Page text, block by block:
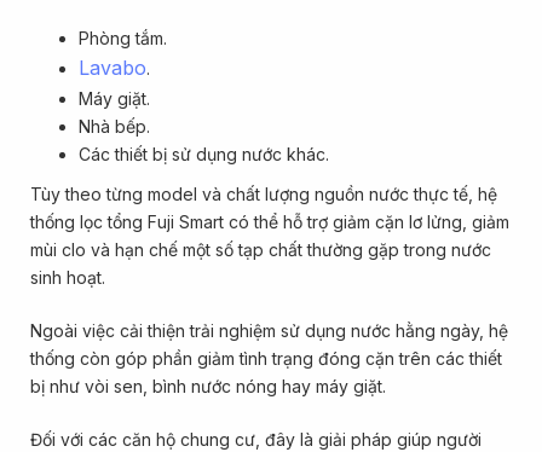
Phòng tắm.
Lavabo.
Máy giặt.
Nhà bếp.
Các thiết bị sử dụng nước khác.
Tùy theo từng model và chất lượng nguồn nước thực tế, hệ
thống lọc tổng Fuji Smart có thể hỗ trợ giảm cặn lơ lửng, giảm
mùi clo và hạn chế một số tạp chất thường gặp trong nước
sinh hoạt.
Ngoài việc cải thiện trải nghiệm sử dụng nước hằng ngày, hệ
thống còn góp phần giảm tình trạng đóng cặn trên các thiết
bị như vòi sen, bình nước nóng hay máy giặt.
Đối với các căn hộ chung cư, đây là giải pháp giúp người